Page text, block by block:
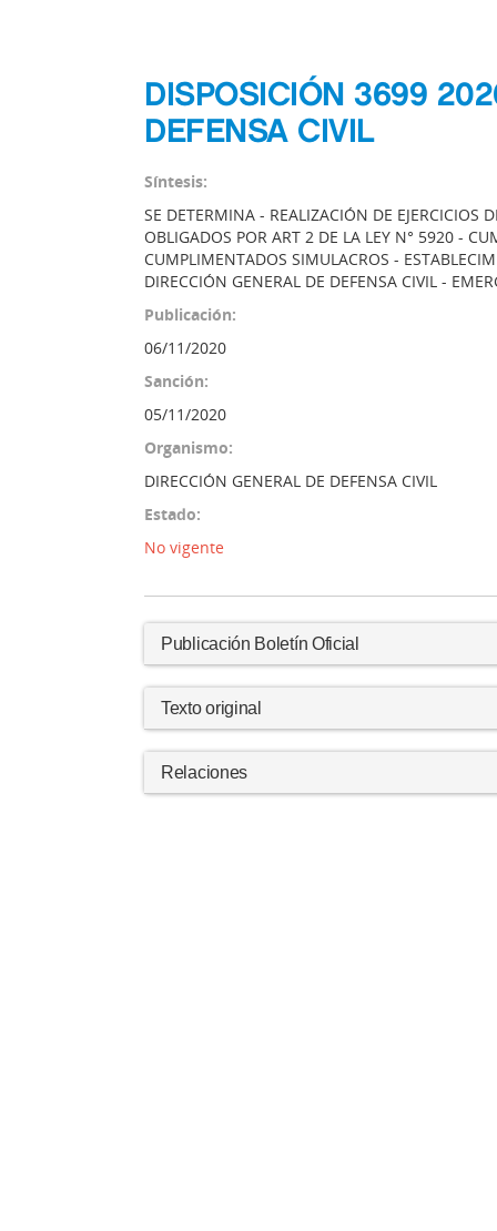
DISPOSICIÓN 3699
DEFENSA CIVIL
Síntesis:
SE DETERMINA - REALIZACIÓN DE EJERCICIOS
OBLIGADOS POR ART 2 DE LA LEY N° 5920 -
CUMPLIMENTADOS SIMULACROS -
DIRECCIÓN GENERAL DE DEFENSA CIVIL -
Publicación:
06/11/2020
Sanción:
05/11/2020
Organismo:
DIRECCIÓN GENERAL DE DEFENSA CIVIL
Estado:
No vigente
Publicación Boletín Oficial
Texto original
Relaciones